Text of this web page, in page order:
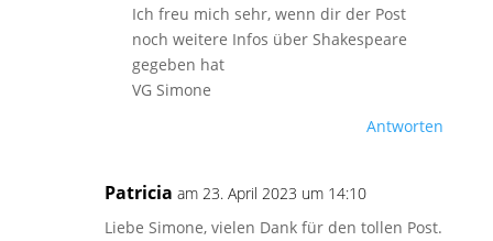
Ich freu mich sehr, wenn dir der Post
noch weitere Infos über Shakespeare
gegeben hat
VG Simone
Antworten
Patricia am 23. April 2023 um 14:10
Liebe Simone, vielen Dank für den tollen Post.